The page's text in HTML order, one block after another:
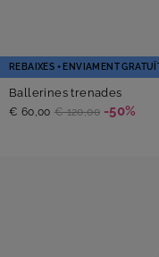
REBAIXES + ENVIAMENT GRATUÏT
Ballerines trenades
€ 60,00 € 120,00 -50%